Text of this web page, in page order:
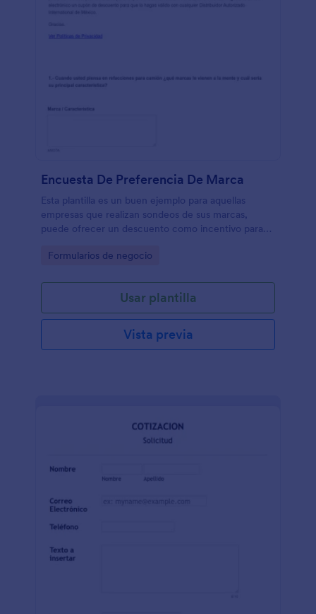
Encuesta De Preferencia De Marca
Esta plantilla es un buen ejemplo para aquellas
empresas que realizan sondeos de sus marcas,
puede ofrecer un descuento como incentivo para
Go to Category:
Formularios de negocio
Usar plantilla
Vista previa